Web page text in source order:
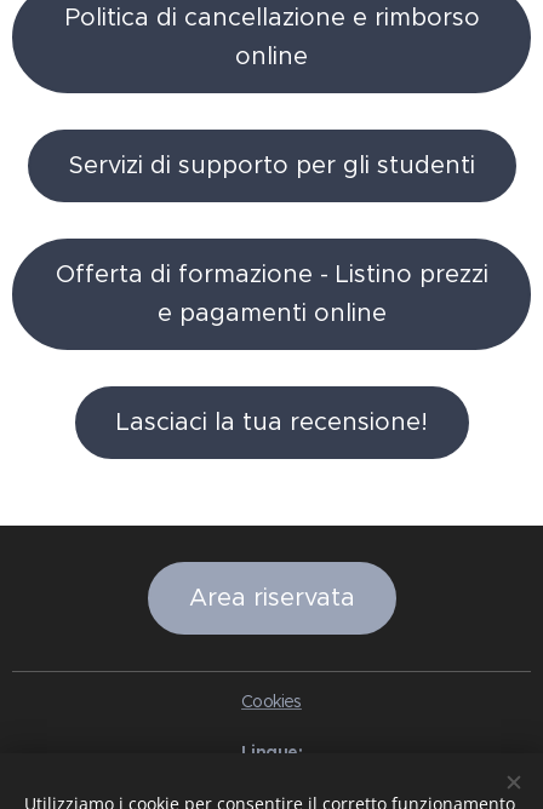
Politica di cancellazione e rimborso
online
Servizi di supporto per gli studenti
Offerta di formazione - Listino prezzi
e pagamenti online
Lasciaci la tua recensione!
Area riservata
Cookies
Lingue
Utilizziamo i cookie per consentire il corretto funzionamento